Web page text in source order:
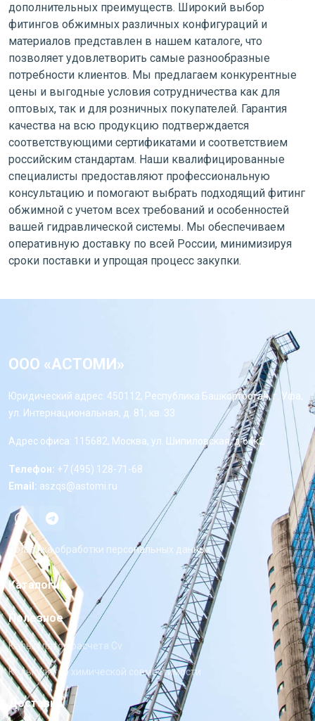
дополнительных преимуществ. Широкий выбор
фитингов обжимных различных конфигураций и
материалов представлен в нашем каталоге, что
позволяет удовлетворить самые разнообразные
потребности клиентов. Мы предлагаем конкурентные
цены и выгодные условия сотрудничества как для
оптовых, так и для розничных покупателей. Гарантия
качества на всю продукцию подтверждается
соответствующими сертификатами и соответствием
российским стандартам. Наши квалифицированные
специалисты предоставляют профессиональную
консультацию и помогают выбрать подходящий фитинг
обжимной с учетом всех требований и особенностей
вашей гидравлической системы. Мы обеспечиваем
оперативную доставку по всей России, минимизируя
сроки поставки и упрощая процесс закупки.
ООО «АСТОМИ»
Юридический адрес: 450112, Республика Башкортостан, г. Уфа,
ул. Интернациональная, д. 81, кв. 33
Адрес офиса: 115682, Москва, ул. Шипиловская, д 64к2
Телефон: +7 (495) 128-71-68
Email: aszqs@astomi.ru
Политика обработки персональных данных
Каталоги
Полезное
Калькулятор расчета Cv
Калькулятор химической совместимости
Доставка